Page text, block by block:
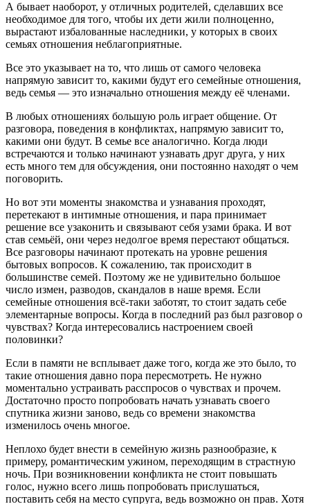
А бывает наоборот, у отличных родителей, сделавших все
необходимое для того, чтобы их дети жили полноценно,
вырастают избалованные наследники, у которых в своих
семьях отношения неблагоприятные.
Все это указывает на то, что лишь от самого человека
напрямую зависит то, какими будут его семейные отношения,
ведь семья — это изначально отношения между её членами.
В любых отношениях большую роль играет общение. От
разговора, поведения в конфликтах, напрямую зависит то,
какими они будут. В семье все аналогично. Когда люди
встречаются и только начинают узнавать друг друга, у них
есть много тем для обсуждения, они постоянно находят о чем
поговорить.
Но вот эти моменты знакомства и узнавания проходят,
перетекают в интимные отношения, и пара принимает
решение все узаконить и связывают себя узами брака. И вот
став семьёй, они через недолгое время перестают общаться.
Все разговоры начинают протекать на уровне решения
бытовых вопросов. К сожалению, так происходит в
большинстве семей. Поэтому же не удивительно большое
число измен, разводов, скандалов в наше время. Если
семейные отношения всё-таки заботят, то стоит задать себе
элементарные вопросы. Когда в последний раз был разговор о
чувствах? Когда интересовались настроением своей
половинки?
Если в памяти не всплывает даже того, когда же это было, то
такие отношения давно пора пересмотреть. Не нужно
моментально устраивать расспросов о чувствах и прочем.
Достаточно просто попробовать начать узнавать своего
спутника жизни заново, ведь со времени знакомства
изменилось очень многое.
Неплохо будет внести в семейную жизнь разнообразие, к
примеру, романтическим ужином, переходящим в страстную
ночь. При возникновении конфликта не стоит повышать
голос, нужно всего лишь попробовать прислушаться,
поставить себя на место супруга, ведь возможно он прав. Хотя